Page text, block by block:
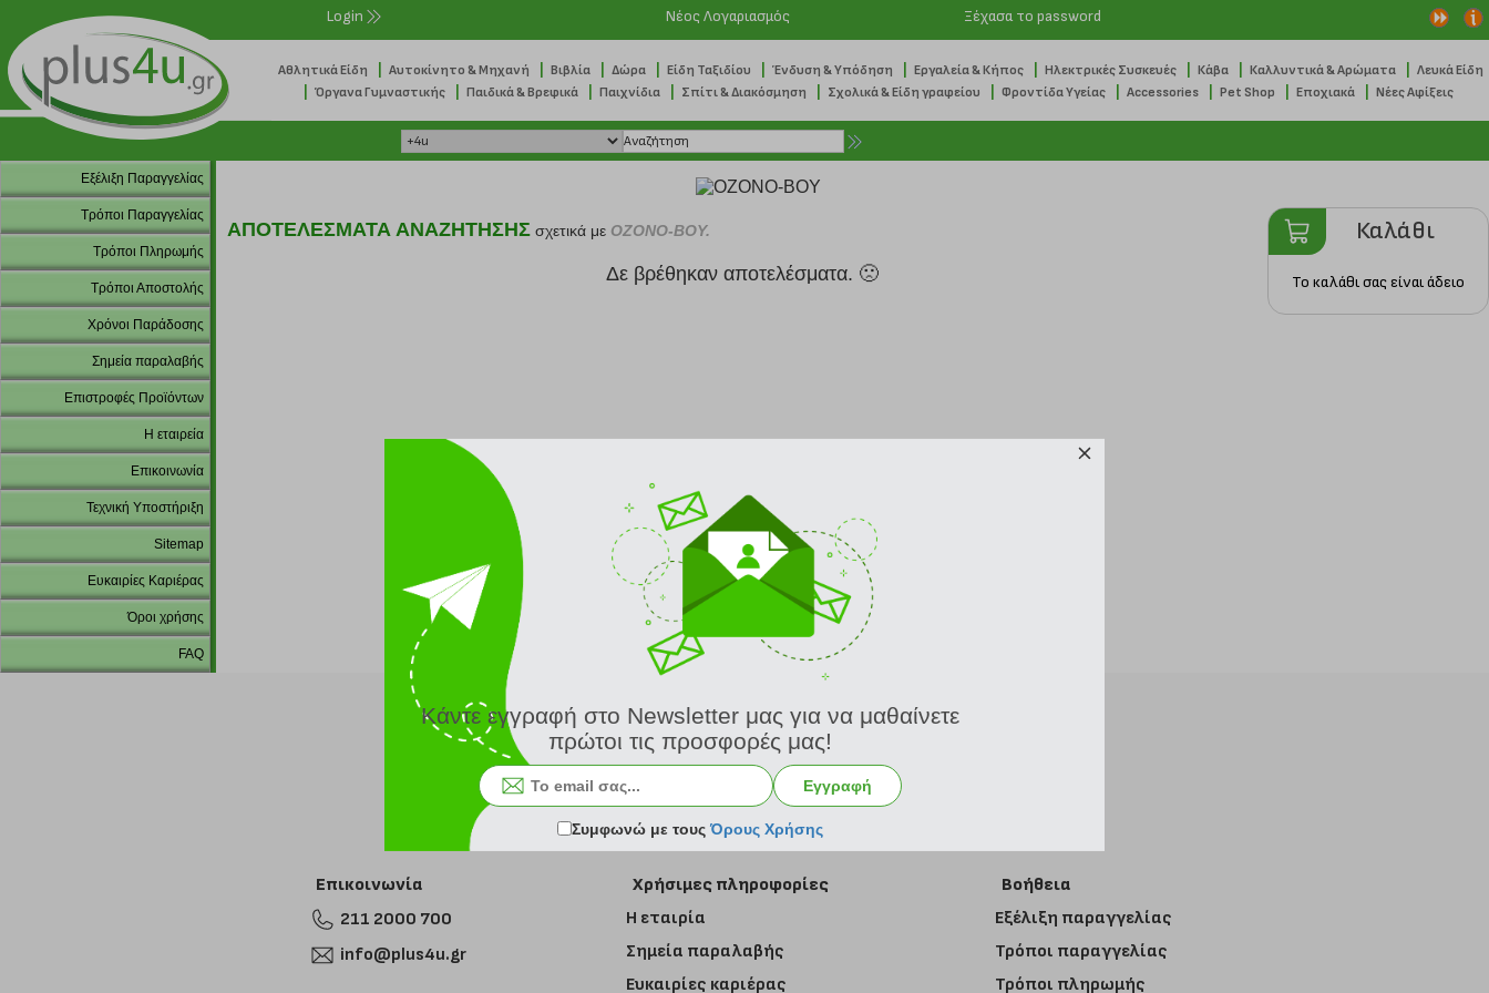
Login Νέος Λογαριασμός Ξέχασα το password
Αθλητικά Είδη Αυτοκίνητο & Μηχανή Βιβλία Δώρα Είδη Ταξιδίου Ένδυση & Υπόδηση Εργαλεία & Κήπος Ηλεκτρικές Συσκευές Κάβα Καλλυντικά & Αρώματα Λευκά Είδη
Όργανα Γυμναστικής Παιδικά & Βρεφικά Παιχνίδια Σπίτι & Διακόσμηση Σχολικά & Είδη γραφείου Φροντίδα Υγείας Accessories Pet Shop Εποχιακά Νέες Αφίξεις
Εξέλιξη Παραγγελίας
Τρόποι Παραγγελίας
Τρόποι Πληρωμής
Τρόποι Αποστολής
Χρόνοι Παράδοσης
Σημεία παραλαβής
Επιστροφές Προϊόντων
Η εταιρεία
Επικοινωνία
Τεχνική Υποστήριξη
Sitemap
Ευκαιρίες Καριέρας
Όροι χρήσης
FAQ
ΑΠΟΤΕΛΕΣΜΑΤΑ ΑΝΑΖΗΤΗΣΗΣ σχετικά με OZONO-BOY.
Δε βρέθηκαν αποτελέσματα. 🙁
Καλάθι
Το καλάθι σας είναι άδειο
Εγγραφή στο newsletter
Επικοινωνία
211 2000 700
info@plus4u.gr
Χρήσιμες πληροφορίες
Η εταιρία
Σημεία παραλαβής
Ευκαιρίες καριέρας
Βοήθεια
Εξέλιξη παραγγελίας
Τρόποι παραγγελίας
Τρόποι πληρωμής
Κάντε εγγραφή στο Newsletter μας για να μαθαίνετε
πρώτοι τις προσφορές μας!
Εγγραφή
Συμφωνώ με τουςΌρους Χρήσης